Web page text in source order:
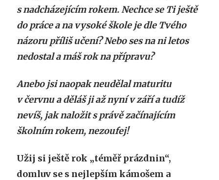
s nadcházejícím rokem. Nechce se Ti ještě
do práce a na vysoké škole je dle Tvého
názoru příliš učení? Nebo ses na ni letos
nedostal a máš rok na přípravu?
Anebo jsi naopakneudělal maturitu
v červnua děláš ji až nyní v září a tudíž
nevíš, jak naložit s právě začínajícím
školním rokem, nezoufej!
Užij si ještě rok „téměř prázdnin“,
domluv se s nejlepším kámošem a